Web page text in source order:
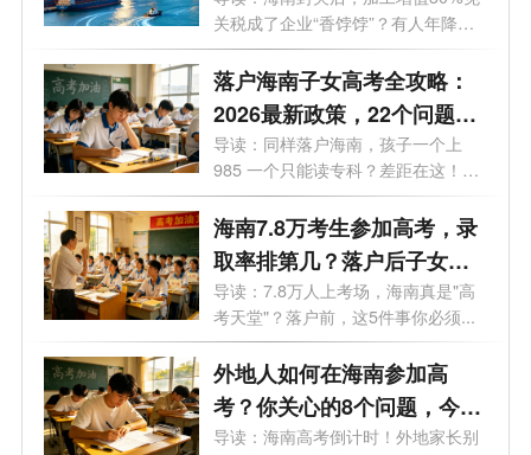
关税成了企业“香饽饽”？有人年降低
关税...
落户海南子女高考全攻略：
2026最新政策，22个问题一
次说透（家长必看）
导读：同样落户海南，孩子一个上
985 一个只能读专科？差距在这！很
多人落...
海南7.8万考生参加高考，录
取率排第几？落户后子女能
马上随迁转学吗？一文读懂
导读：7.8万人上考场，海南真是"高
考天堂"？落户前，这5件事你必须...
外地人如何在海南参加高
考？你关心的8个问题，今天
一次性说清楚
导读：海南高考倒计时！外地家长别